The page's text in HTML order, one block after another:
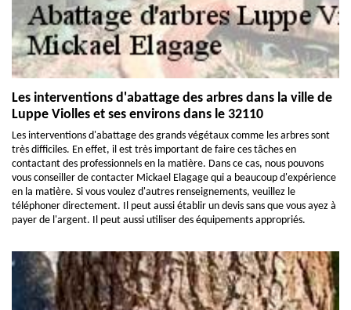
Les interventions d'abattage des arbres dans la ville de
Luppe Violles et ses environs dans le 32110
Les interventions d'abattage des grands végétaux comme les arbres sont
très difficiles. En effet, il est très important de faire ces tâches en
contactant des professionnels en la matière. Dans ce cas, nous pouvons
vous conseiller de contacter Mickael Elagage qui a beaucoup d'expérience
en la matière. Si vous voulez d'autres renseignements, veuillez le
téléphoner directement. Il peut aussi établir un devis sans que vous ayez à
payer de l'argent. Il peut aussi utiliser des équipements appropriés.